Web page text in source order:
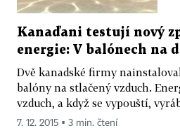
Kanaďani testují nový
energie: V balónech na
Dvě kanadské firmy
balóny na stlačený vzduch.
vzduch, a když se vypouští,
7. 12. 2015 ▪ 3 min. čtení